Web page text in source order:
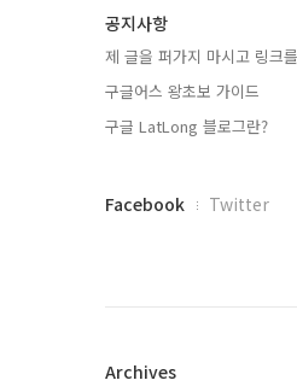
글
공지사항
제 글을 퍼가지 마시고 링크
구글어스 왕초보 가이드
구글 LatLong 블로그란?
페
플
Facebook Twitter
Archives